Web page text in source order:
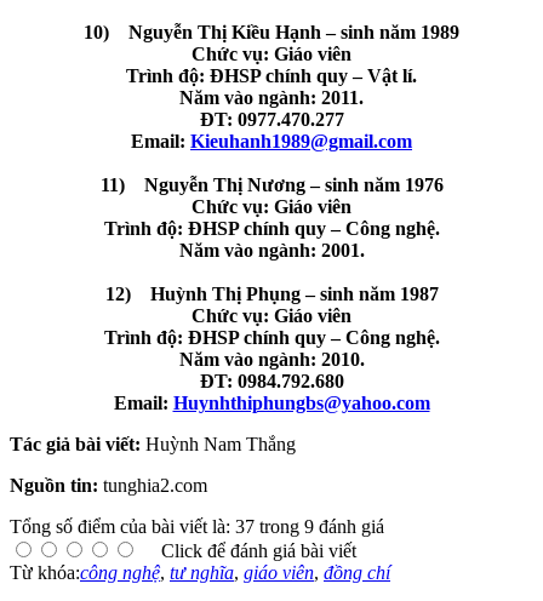
10) Nguyễn Thị Kiều Hạnh – sinh năm 1989
Chức vụ: Giáo viên
Trình độ: ĐHSP chính quy – Vật lí.
Năm vào ngành: 2011.
ĐT: 0977.470.277
Email: Kieuhanh1989@gmail.com
11) Nguyễn Thị Nương – sinh năm 1976
Chức vụ: Giáo viên
Trình độ: ĐHSP chính quy – Công nghệ.
Năm vào ngành: 2001.
12) Huỳnh Thị Phụng – sinh năm 1987
Chức vụ: Giáo viên
Trình độ: ĐHSP chính quy – Công nghệ.
Năm vào ngành: 2010.
ĐT: 0984.792.680
Email: Huynhthiphungbs@yahoo.com
Tác giả bài viết: Huỳnh Nam Thắng
Nguồn tin: tunghia2.com
Tổng số điểm của bài viết là: 37 trong 9 đánh giá
Click để đánh giá bài viết
Từ khóa:công nghệ, tư nghĩa, giáo viên, đồng chí